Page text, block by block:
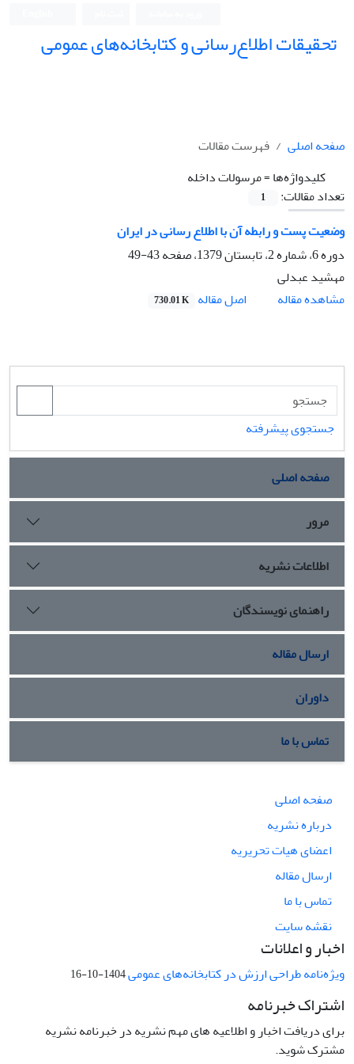
تحقیقات اطلاع‌رسانی و کتابخانه‌های عمومی
صفحه اصلی
فهرست مقالات
کلیدواژه‌ها =مرسولات داخله
تعداد مقالات:
1
وضعیت پست و رابطه آن با اطلاع رسانی در ایران
دوره 6، شماره 2، تابستان 1379، صفحه
43-49
مهشید عبدلی
مشاهده مقاله
اصل مقاله 730.01 K
جستجوی پیشرفته
صفحه اصلی
مرور
اطلاعات نشریه
راهنمای نویسندگان
ارسال مقاله
داوران
تماس با ما
صفحه اصلی
درباره نشریه
اعضای هیات تحریریه
ارسال مقاله
تماس با ما
نقشه سایت
اخبار و اعلانات
ویژه‌نامه طراحی ارزش در کتابخانه‌های عمومی1404-10-16
اشتراک خبرنامه
برای دریافت اخبار و اطلاعیه های مهم نشریه در خبرنامه نشریه
مشترک شوید.